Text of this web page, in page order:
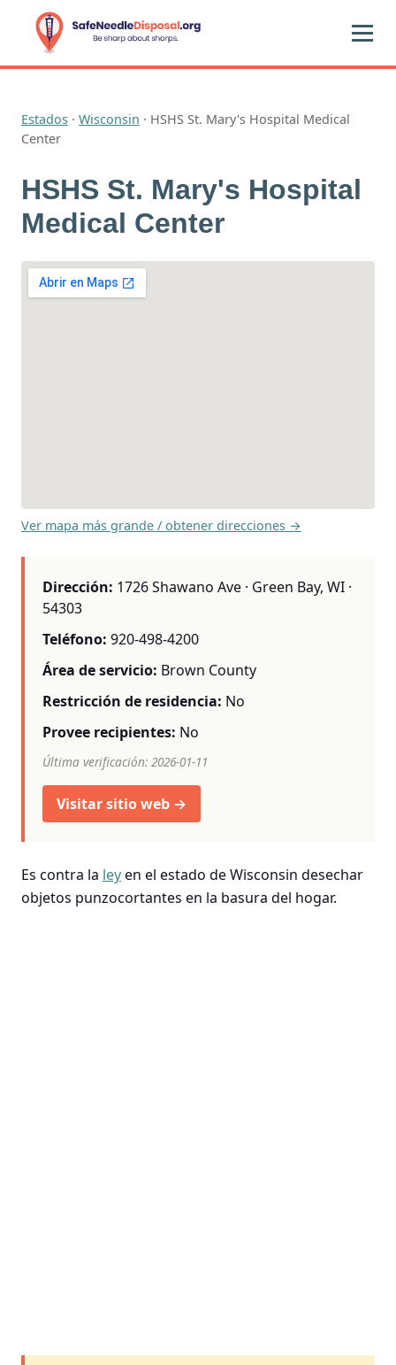
Estados · Wisconsin · HSHS St. Mary's Hospital Medical
Center
HSHS St. Mary's Hospital
Medical Center
Ver mapa más grande / obtener direcciones →
Dirección: 1726 Shawano Ave · Green Bay, WI ·
54303
Teléfono: 920-498-4200
Área de servicio: Brown County
Restricción de residencia: No
Provee recipientes: No
Última verificación: 2026-01-11
Visitar sitio web →
Es contra la leyen el estado de Wisconsin desechar
objetos punzocortantes en la basura del hogar.